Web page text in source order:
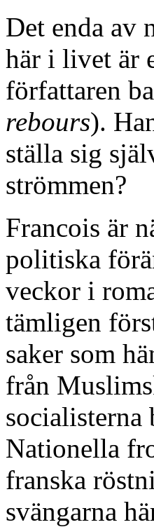
Det enda av
här i livet är
författaren
rebours).
ställa sig
strömmen?
Francois är
politiska
veckor i
tämligen
saker som
från
socialisterna
Nationella
franska
svängarna